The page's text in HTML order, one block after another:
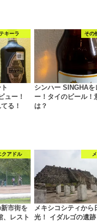
キーラ
ュー！
る！
その
シンハー SINGHAを
ー！タイのビール！
は？
クアドル
市街を
、レスト
メキシコシティから
光！ イダルゴの遺